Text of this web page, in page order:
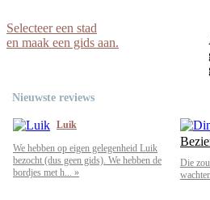
Selecteer een stad
en maak een gids aan.
Nieuwste reviews
Luik
We hebben op eigen gelegenheid Luik
bezocht (dus geen gids). We hebben de
bordjes met h... »
Die